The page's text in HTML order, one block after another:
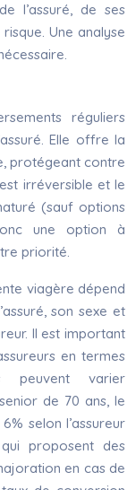
l’assuré, de ses
Une analyse
réguliers
Elle offre la
protégeant contre
irréversible et le
(sauf options
une option à
priorité.
viagère dépend
son sexe et
Il est important
en termes
varier
de 70 ans, le
selon l’assureur
proposent des
en cas de